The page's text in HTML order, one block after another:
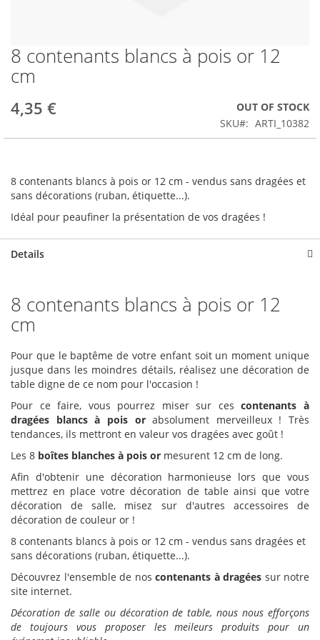
Skip
to
the
of
images
8 contenants blancs à pois or 12
cm
4,35 €
OUT OF STOCK
SKU
ARTI_10382
8 contenants blancs à pois or 12 cm - vendus sans dragées et
sans décorations (ruban, étiquette...).
Idéal pour peaufiner la présentation de vos dragées !
Details
8 contenants blancs à pois or 12
cm
Pour que le baptême de votre enfant soit un moment unique
jusque dans les moindres détails, réalisez une décoration de
table digne de ce nom pour l'occasion !
Pour ce faire, vous pourrez miser sur ces contenants à
dragées blancs à pois orabsolument merveilleux ! Très
tendances, ils mettront en valeur vos dragées avec goût !
Les 8 boîtes blanches à pois or mesurent 12 cm de long.
Afin d'obtenir une décoration harmonieuse lors que vous
mettrez en place votre décoration de table ainsi que votre
décoration de salle, misez sur d'autres accessoires de
décoration de couleur or !
8 contenants blancs à pois or 12 cm - vendus sans dragées et
sans décorations (ruban, étiquette...).
Découvrez l'ensemble de nos contenants à dragées sur notre
site internet.
Décoration de salle ou décoration de table, nous nous efforçons
de toujours vous proposer les meileurs produits pour un